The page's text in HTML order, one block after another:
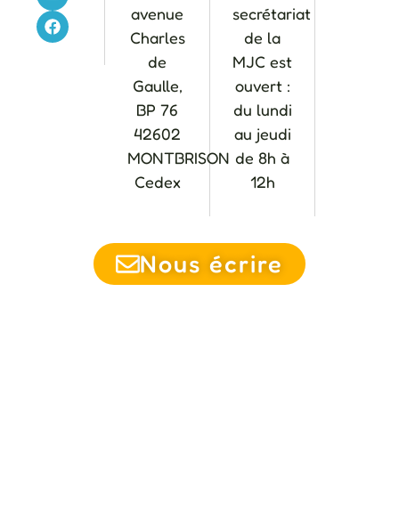
avenue
Charles
de
Gaulle,
BP 76
42602
MONTBRISON
Cedex
secrétariat
de la
MJC est
ouvert :
du lundi
au jeudi
de 8h à
12h
Nous écrire